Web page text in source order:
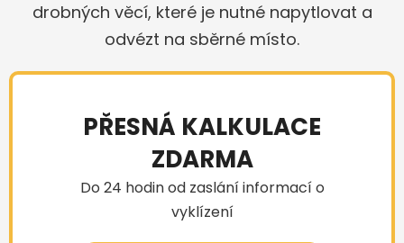
drobných věcí, které je nutné napytlovat a
odvézt na sběrné místo.
PŘESNÁ KALKULACE
ZDARMA
Do 24 hodin od zaslání informací o
vyklízení